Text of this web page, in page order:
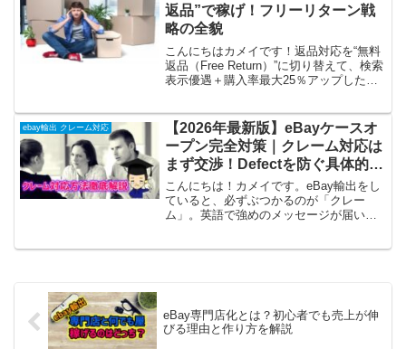
返品”で稼げ！フリーリターン戦
略の全貌
こんにちはカメイです！返品対応を“無料
返品（Free Return）”に切り替えて、検索
表示優遇＋購入率最大25％アップした実
ーン設定の仕組みと、実際の数値デー...
ebay輸出 クレーム対応
【2026年最新版】eBayケースオ
ープン完全対策｜クレーム対応は
まず交渉！Defectを防ぐ具体的方
法を徹底解説
こんにちは！カメイです。eBay輸出をし
ていると、必ずぶつかるのが「クレー
ム」。英語で強めのメッセージが届いた
eBay専門店化とは？初心者でも売上が伸
びる理由と作り方を解説